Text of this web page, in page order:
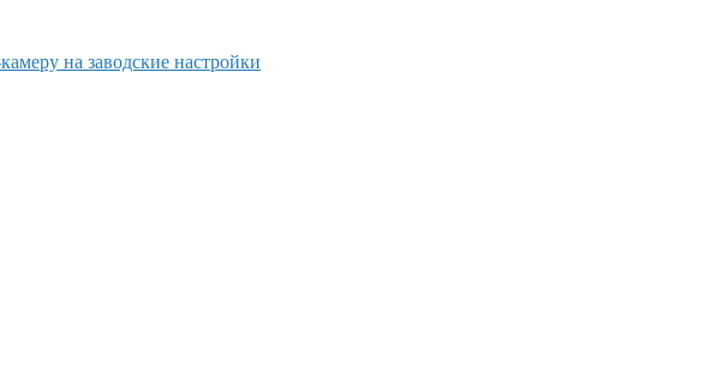
на заводские настройки